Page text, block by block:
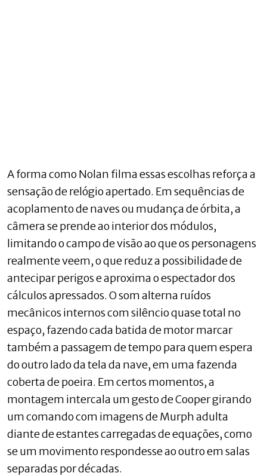
A forma como Nolan filma essas escolhas reforça a
sensação de relógio apertado. Em sequências de
acoplamento de naves ou mudança de órbita, a
câmera se prende ao interior dos módulos,
limitando o campo de visão ao que os personagens
realmente veem, o que reduz a possibilidade de
antecipar perigos e aproxima o espectador dos
cálculos apressados. O som alterna ruídos
mecânicos internos com silêncio quase total no
espaço, fazendo cada batida de motor marcar
também a passagem de tempo para quem espera
do outro lado da tela da nave, em uma fazenda
coberta de poeira. Em certos momentos, a
montagem intercala um gesto de Cooper girando
um comando com imagens de Murph adulta
diante de estantes carregadas de equações, como
se um movimento respondesse ao outro em salas
separadas por décadas.